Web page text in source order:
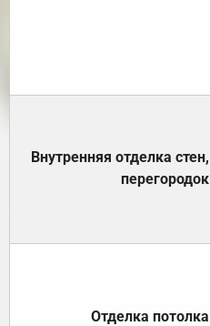
Внутренняя отделка стен,
перегородок
Отделка потолка